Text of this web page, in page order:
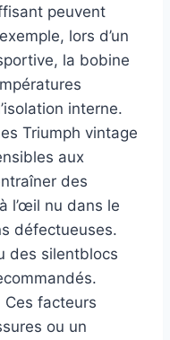
peuvent
lors d’un
la bobine
interne.
Triumph vintage
aux
des
l’œil nu dans le
défectueuses.
des silentblocs
Ces facteurs
ou un